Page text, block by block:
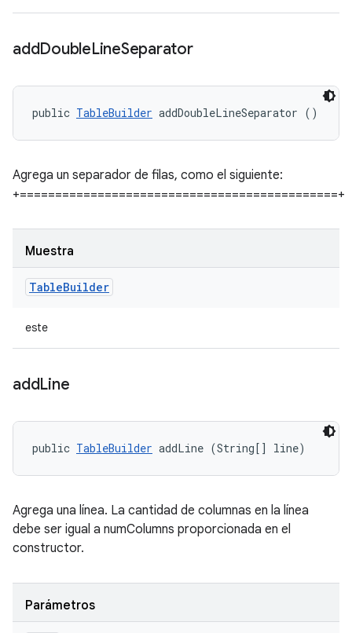
addDoubleLineSeparator
public TableBuilder addDoubleLineSeparator ()
Agrega un separador de filas, como el siguiente:
+=============================================+
Muestra
TableBuilder
este
addLine
public TableBuilder addLine (String[] line)
Agrega una línea. La cantidad de columnas en la línea
debe ser igual a numColumns proporcionada en el
constructor.
Parámetros